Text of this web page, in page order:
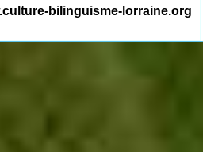
bilinguisme-lorraine.org